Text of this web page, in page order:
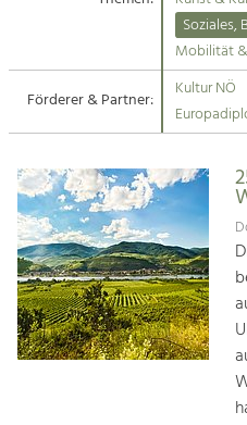
Suche
Impressum
Kontakt
Angebotsentwicklung und
Handwerk, Wissenschaft und
Soziales, Bildung &
Identität
Gleichberechtigung, Jugend
Integration
Mobilität & Energie
Klimawandel, öffentlicher
Soziales,
Mobilität
Förderer & Partner:
Kultur NÖ